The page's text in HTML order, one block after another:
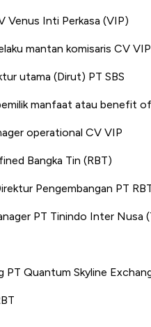
Venus Inti Perkasa (VIP)
mantan komisaris CV
utama (Dirut) PT SBS
manfaat atau benefit
operational CV VIP
Bangka Tin (RBT)
Pengembangan PT
PT Tinindo Inter Nusa
PT Quantum Skyline